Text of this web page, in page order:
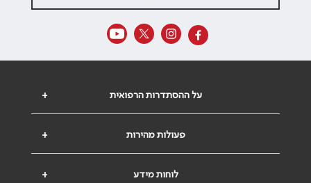
+ על ההסתדרות הרפואית
+ פעולות מהירות
+ לוחות מידע